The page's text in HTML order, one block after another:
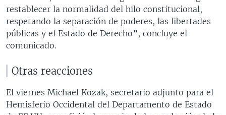
restablecer la normalidad del hilo constitucional,
respetando la separación de poderes, las libertades
públicas y el Estado de Derecho”, concluye el
comunicado.
Otras reacciones
El viernes Michael Kozak, secretario adjunto para el
Hemisferio Occidental del Departamento de Estado